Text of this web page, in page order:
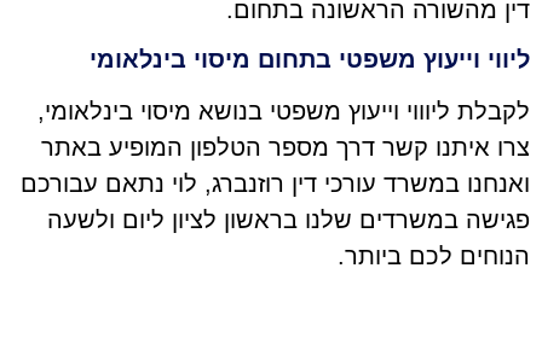
דין מהשורה הראשונה בתחום.
ליווי וייעוץ משפטי בתחום מיסוי בינלאומי
לקבלת ליוווי וייעוץ משפטי בנושא מיסוי בינלאומי,
צרו איתנו קשר דרך מספר הטלפון המופיע באתר
ואנחנו במשרד עורכי דין רוזנברג, לוי נתאם עבורכם
פגישה במשרדים שלנו בראשון לציון ליום ולשעה
הנוחים לכם ביותר.